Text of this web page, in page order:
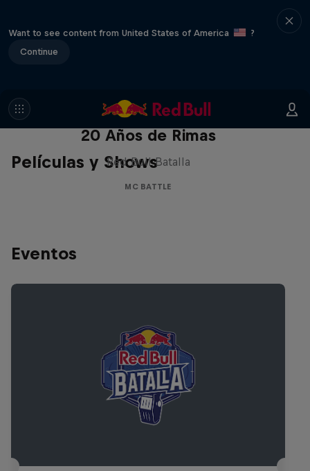
Want to see content from United States of America
?
Continue
Películas y Shows
Red Bull Batalla Nueva Historia:
20 Años de Rimas
Red Bull Batalla
MC BATTLE
Eventos